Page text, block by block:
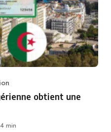
obtient une
min